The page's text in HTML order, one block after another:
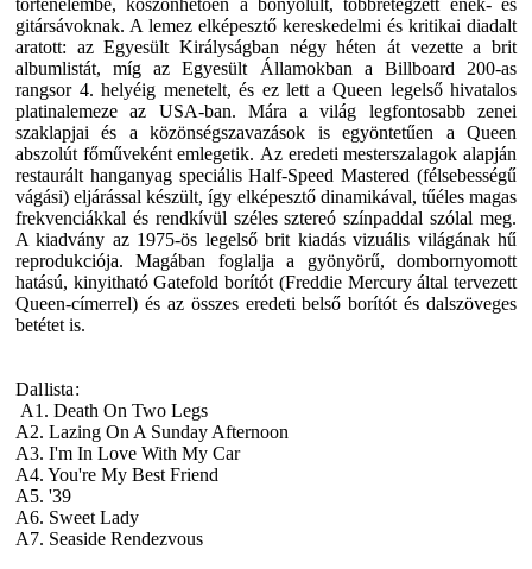
gitársávoknak. A lemez elképesztő kereskedelmi és kritikai diadalt
aratott: az Egyesült Királyságban négy héten át vezette a brit
albumlistát, míg az Egyesült Államokban a Billboard 200-as
rangsor 4. helyéig menetelt, és ez lett a Queen legelső hivatalos
platinalemeze az USA-ban. Mára a világ legfontosabb zenei
szaklapjai és a közönségszavazások is egyöntetűen a Queen
abszolút főműveként emlegetik. Az eredeti mesterszalagok alapján
restaurált hanganyag speciális Half-Speed Mastered (félsebességű
vágási) eljárással készült, így elképesztő dinamikával, tűéles magas
frekvenciákkal és rendkívül széles sztereó színpaddal szólal meg.
A kiadvány az 1975-ös legelső brit kiadás vizuális világának hű
reprodukciója. Magában foglalja a gyönyörű, dombornyomott
hatású, kinyitható Gatefold borítót (Freddie Mercury által tervezett
Queen-címerrel) és az összes eredeti belső borítót és dalszöveges
betétet is.
Dallista:
A1. Death On Two Legs
A2. Lazing On A Sunday Afternoon
A3. I'm In Love With My Car
A4. You're My Best Friend
A5. '39
A6. Sweet Lady
A7. Seaside Rendezvous